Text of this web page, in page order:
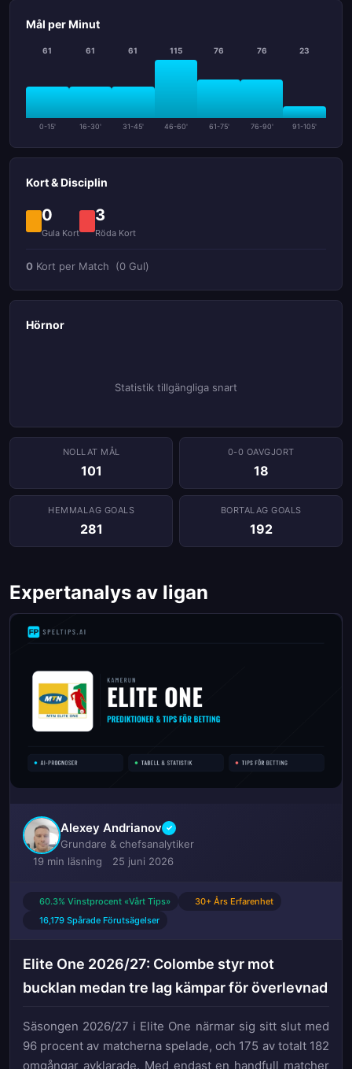
Mål per Minut
61
0-15'
61
16-30'
61
31-45'
115
46-60'
76
61-75'
76
76-90'
23
91-105'
Kort & Disciplin
0
Gula Kort
3
Röda Kort
0 Kort per Match (0 Gul)
Hörnor
Statistik tillgängliga snart
NOLLAT ​​MÅL
101
0-0 OAVGJORT
18
HEMMALAG GOALS
281
BORTALAG GOALS
192
Expertanalys av ligan
Alexey Andrianov ✓
Grundare & chefsanalytiker
19 min läsning
25 juni 2026
60.3% Vinstprocent «Vårt Tips»
30+ Års Erfarenhet
16,179 Spårade Förutsägelser
Elite One 2026/27: Colombe styr mot
bucklan medan tre lag kämpar för överlevnad
Säsongen 2026/27 i Elite One närmar sig sitt slut med
96 procent av matcherna spelade, och 175 av totalt 182
omgångar avklarade. Med endast en handfull matcher